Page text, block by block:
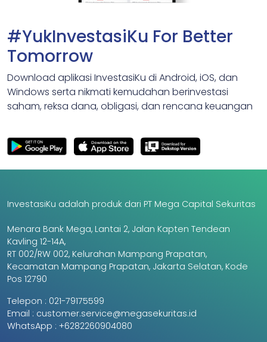
#YukInvestasiKu For Better
Tomorrow
Download aplikasi InvestasiKu di Android, iOS, dan
Windows serta nikmati kemudahan berinvestasi
saham, reksa dana, obligasi, dan rencana keuangan
InvestasiKu adalah produk dari PT Mega Capital Sekuritas
Menara Bank Mega, Lantai 2, Jalan Kapten Tendean
Kavling 12-14A,
RT 002/RW 002, Kelurahan Mampang Prapatan,
Kecamatan Mampang Prapatan, Jakarta Selatan, Kode
Pos 12790
Telepon : 021-79175599
Email : customer.service@megasekuritas.id
WhatsApp : +6282260904080